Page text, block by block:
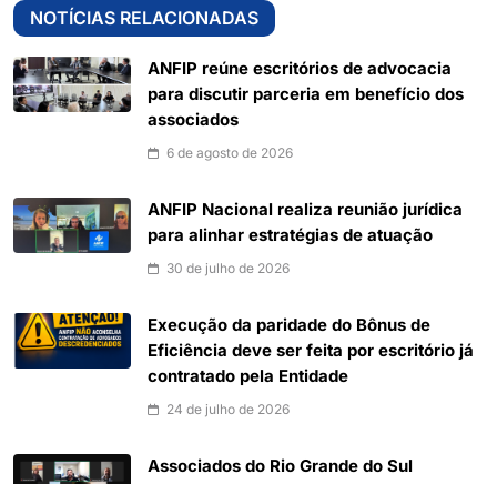
NOTÍCIAS RELACIONADAS
ANFIP reúne escritórios de advocacia
para discutir parceria em benefício dos
associados
6 de agosto de 2026
ANFIP Nacional realiza reunião jurídica
para alinhar estratégias de atuação
30 de julho de 2026
Execução da paridade do Bônus de
Eficiência deve ser feita por escritório já
contratado pela Entidade
24 de julho de 2026
Associados do Rio Grande do Sul